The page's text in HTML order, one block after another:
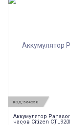
КОД: 564250
Аккумулятор
часов Citizen